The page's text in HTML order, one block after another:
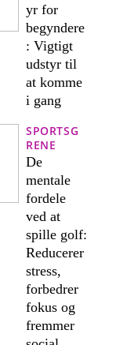
yr for
begyndere
: Vigtigt
udstyr til
at komme
i gang
SPORTSG
RENE
De
mentale
fordele
ved at
spille golf:
Reducerer
stress,
forbedrer
fokus og
fremmer